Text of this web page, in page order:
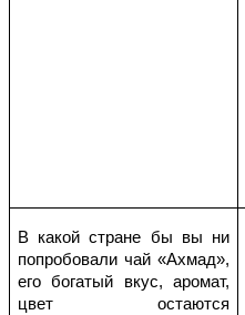
В какой стране бы вы ни
попробовали чай «Ахмад»,
его богатый вкус, аромат,
цвет остаются